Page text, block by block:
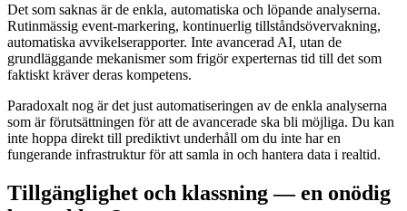
Det som saknas är de enkla, automatiska och löpande analyserna.
Rutinmässig event-markering, kontinuerlig tillståndsövervakning,
automatiska avvikelserapporter. Inte avancerad AI, utan de
grundläggande mekanismer som frigör experternas tid till det som
faktiskt kräver deras kompetens.
Paradoxalt nog är det just automatiseringen av de enkla analyserna
som är förutsättningen för att de avancerade ska bli möjliga. Du kan
inte hoppa direkt till prediktivt underhåll om du inte har en
fungerande infrastruktur för att samla in och hantera data i realtid.
Tillgänglighet och klassning — en onödig